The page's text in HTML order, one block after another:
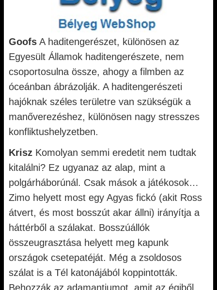
Goofs A haditengerészet, különösen az
Egyesült Államok haditengerészete, nem
csoportosulna össze, ahogy a filmben az
óceánban ábrázolják. A haditengerészeti
hajóknak széles területre van szükségük a
manőverezéshez, különösen nagy stresszes
konfliktushelyzetben.
Krisz Komolyan semmi eredetit nem tudtak
kitalálni? Ez ugyanaz az alap, mint a
polgárháborúnál. Csak mások a játékosok…
Zimo helyett most egy Agyas fickó (akit Ross
átvert, és most bosszút akar állni) irányítja a
háttérből a szálakat. Bosszúállók
összeugrasztása helyett meg kapunk
országok csetepatéját. Még a zsoldosos
szálat is a Tél katonájából koppintották.
Behozzák az adamantiumot, amit az égiből